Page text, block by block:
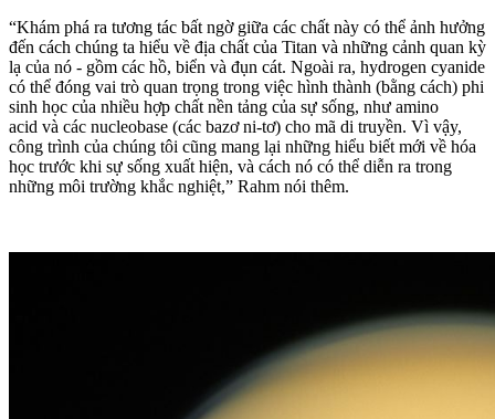
“Khám phá ra tương tác bất ngờ giữa các chất này có thể ảnh hưởng
đến cách chúng ta hiểu về địa chất của Titan và những cảnh quan kỳ
lạ của nó - gồm các hồ, biển và đụn cát. Ngoài ra, hydrogen cyanide
có thể đóng vai trò quan trọng trong việc hình thành (bằng cách) phi
sinh học của nhiều hợp chất nền tảng của sự sống, như amino
acid và các nucleobase (các bazơ ni-tơ) cho mã di truyền. Vì vậy,
công trình của chúng tôi cũng mang lại những hiểu biết mới về hóa
học trước khi sự sống xuất hiện, và cách nó có thể diễn ra trong
những môi trường khắc nghiệt,” Rahm nói thêm.